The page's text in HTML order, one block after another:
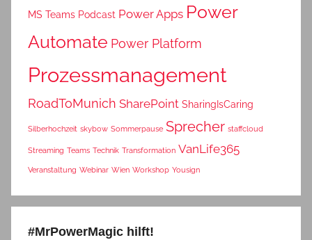
MS Teams Podcast Power Apps Power
Automate Power Platform
Prozessmanagement
RoadToMunich SharePoint SharingIsCaring
Silberhochzeit skybow Sommerpause Sprecher staffcloud
Streaming Teams Technik Transformation VanLife365
Veranstaltung Webinar Wien Workshop Yousign
#MrPowerMagic hilft!